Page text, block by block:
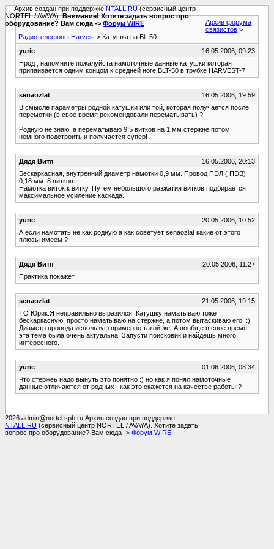
Архив создан при поддержке NTALL.RU (сервисный центр
NORTEL / AVAYA).Внимание! Хотите задать вопрос про
оборудование? Вам сюда -> Форум WIRE
Архив форума
связистов >
Радиотелефоны Harvest > Катушка на Blt-50
yuric
16.05.2006, 09:23
Нрод , напомните пожалуйста намоточные данные катушки которая
припаивается одним концом к средней ноге BLT-50 в трубке HARVEST-7 .
senaozlat
16.05.2006, 19:59
В смысле параметры родной катушки или той, которая получается после
перемотки (в свое время рекомендовали перематывать) ?
Родную не знаю, а перематываю 9,5 витков на 1 мм стержне потом
немного подстроить и получается супер!
Дядя Витя
16.05.2006, 20:13
Бескаркасная, внутренний диаметр намотки 0,9 мм. Провод ПЭЛ ( ПЭВ)
0,18 мм. 8 витков.
Намотка виток к витку. Путем небольшого разжатия витков подбирается
максимальное усиление каскада.
yuric
20.05.2006, 10:52
А если намотать не как родную а как советует senaozlat какие от этого
плюсы имеем ?
Дядя Витя
20.05.2006, 11:27
Практика покажет.
senaozlat
21.05.2006, 19:15
ТО Юрик:Я неправильно выразился. Катушку наматываю тоже
бескаркасную, просто наматываю на стержне, а потом вытаскиваю его. :)
Диаметр провода использую примерно такой же. А вообще в свое время
эта тема была очень актуальна. Запусти поисковик и найдешь много
интересного.
yuric
01.06.2006, 08:34
Что стержеь надо вынуть это понятно :) но как я понял намоточные
данные отличаются от родных , как это скажется на качестве работы ?
2026 admin@nortel.spb.ru Архив создан при поддержке
NTALL.RU (сервисный центр NORTEL / AVAYA). Хотите задать
вопрос про оборудование? Вам сюда -> Форум WIRE